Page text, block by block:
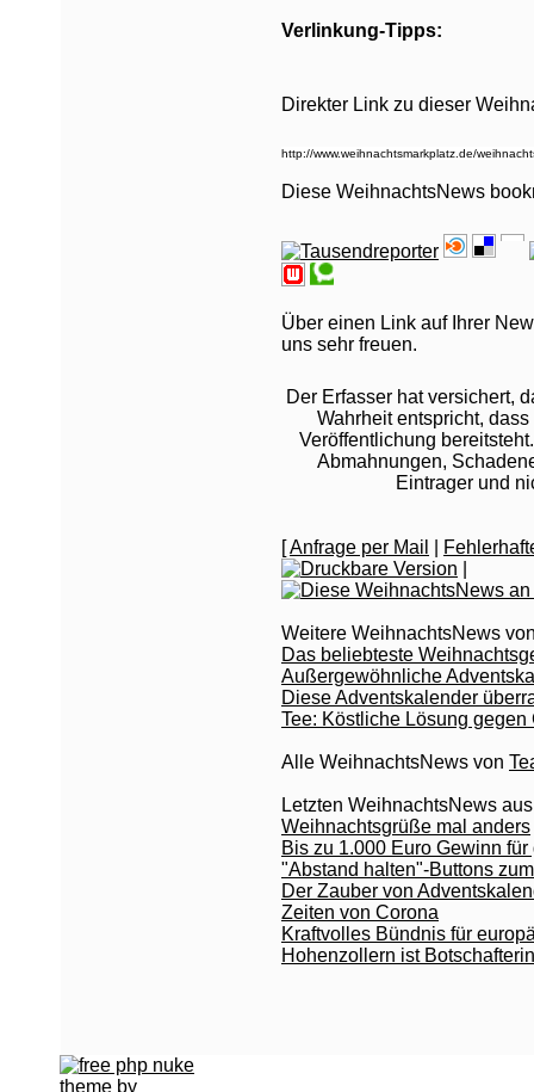
Verlinkung-Tipps:
Direkter Link zu dieser
Diese WeihnachtsNews
Über einen Link auf Ihrer
uns sehr freuen.
Der Erfasser hat versichert,
Wahrheit entspricht,
Veröffentlichung
Abmahnungen,
Eintrager und
[Anfrage per Mail
Weitere WeihnachtsNews
Das beliebteste
Außergewöhnliche
Diese Adventskalender
Tee: Köstliche Lösung gegen
Alle WeihnachtsNews von
Letzten WeihnachtsNews
Weihnachtsgrüße mal anders
Bis zu 1.000 Euro Gewinn
"Abstand halten"-Buttons
Der Zauber von
Zeiten von Corona
Kraftvolles Bündnis für
Hohenzollern ist